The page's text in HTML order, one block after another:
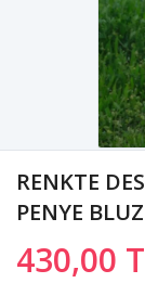
RENKTE
PENYE BLUZ
430,00